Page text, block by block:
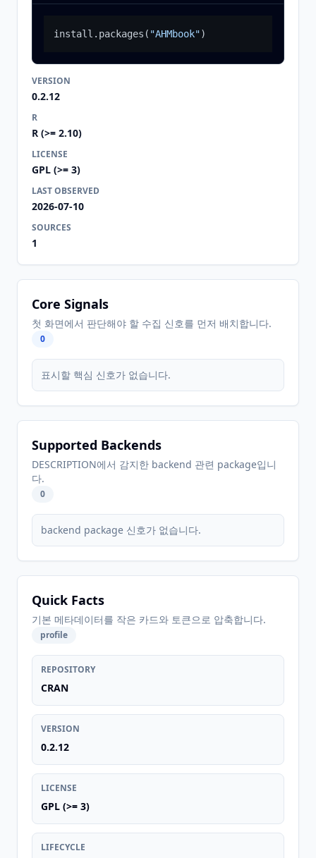
install.packages ( "AHMbook")
VERSION
0.2.12
R
R (>= 2.10)
LICENSE
GPL (>= 3)
LAST OBSERVED
2026-07-10
SOURCES
1
Core Signals
첫 화면에서 판단해야 할 수집 신호를 먼저 배치합니다.
0
표시할 핵심 신호가 없습니다.
Supported Backends
DESCRIPTION에서 감지한 backend 관련 package입니
다.
0
backend package 신호가 없습니다.
Quick Facts
기본 메타데이터를 작은 카드와 토큰으로 압축합니다.
profile
REPOSITORY
CRAN
VERSION
0.2.12
LICENSE
GPL (>= 3)
LIFECYCLE